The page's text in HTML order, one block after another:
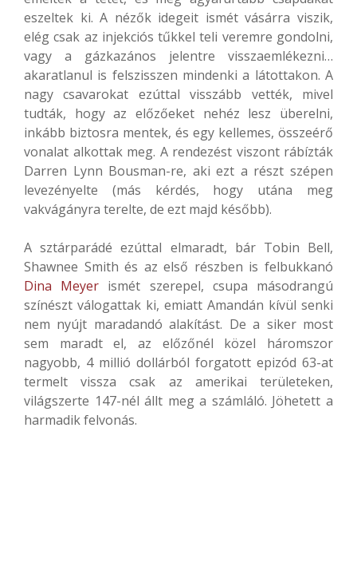
eszeltek ki. A nézők idegeit ismét vásárra viszik,
elég csak az injekciós tűkkel teli veremre gondolni,
vagy a gázkazános jelentre visszaemlékezni…
akaratlanul is felszisszen mindenki a látottakon. A
nagy csavarokat ezúttal visszább vették, mivel
tudták, hogy az előzőeket nehéz lesz überelni,
inkább biztosra mentek, és egy kellemes, összeérő
vonalat alkottak meg. A rendezést viszont rábízták
Darren Lynn Bousman-re, aki ezt a részt szépen
levezényelte (más kérdés, hogy utána meg
vakvágányra terelte, de ezt majd később).
A sztárparádé ezúttal elmaradt, bár Tobin Bell,
Shawnee Smith és az első részben is felbukkanó
Dina Meyer ismét szerepel, csupa másodrangú
színészt válogattak ki, emiatt Amandán kívül senki
nem nyújt maradandó alakítást. De a siker most
sem maradt el, az előzőnél közel háromszor
nagyobb, 4 millió dollárból forgatott epizód 63-at
termelt vissza csak az amerikai területeken,
világszerte 147-nél állt meg a számláló. Jöhetett a
harmadik felvonás.